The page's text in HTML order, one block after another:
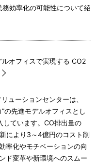
効率化の可能性について紹
オフィスで実現する CO2
ューションセンターは、
の先進モデルオフィスとし
しています。CO排出量の
により3～4億円のコスト削
率化やモチベーションの向
ド変革や新環境へのスムー